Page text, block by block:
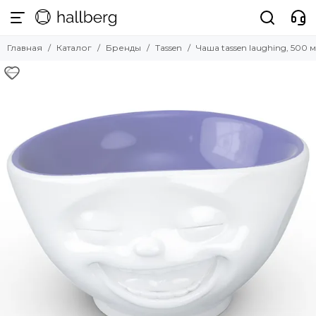
Бренды
Hallberg
ZAHODI
UMAGE
LATITUDE
Scab Design
Tkano
Guzzini
LSA International
Faro Barcelona
Bergenson Bjorn
Главная Каталог Бренды Tassen Чаша tassen laughing, 500